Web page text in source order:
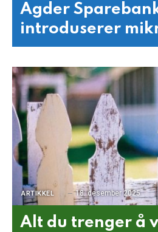
Agder
introduserer
ARTIKKEL 18. desember 2025
Alt du trenger å